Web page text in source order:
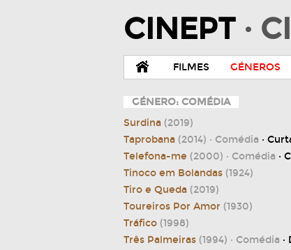
CINEPT ·
FILMES GÉNEROS
GÉNERO: COMÉDIA
Surdina (2019)
Taprobana (2014) · Comédia ·
Telefona-me (2000) · Comédia ·
Tinoco em Bolandas (1924)
Tiro e Queda (2019)
Toureiros Por Amor (1930)
Tráfico (1998)
Três Palmeiras (1994) · Comédia ·